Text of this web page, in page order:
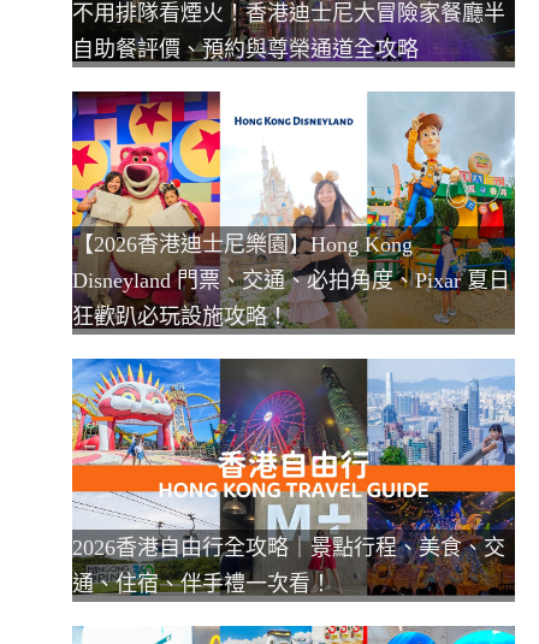
不用排隊看煙火！香港迪士尼大冒險家餐廳半
自助餐評價、預約與尊榮通道全攻略
【2026香港迪士尼樂園】Hong Kong
Disneyland 門票、交通、必拍角度、Pixar 夏日
狂歡趴必玩設施攻略！
2026香港自由行全攻略｜景點行程、美食、交
通、住宿、伴手禮一次看！